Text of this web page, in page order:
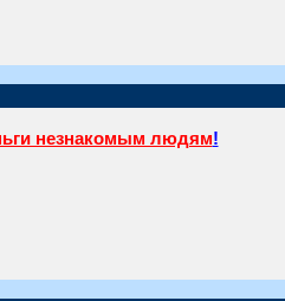
незнакомым людям!